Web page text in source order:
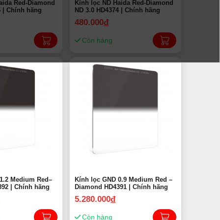
Red-Diamond
| Chính hãng
Kính lọc ND Haida Red-Diamond
ND 3.0 HD4374 | Chính hãng
480.000đ
Còn hàng
Medium Red–
| Chính hãng
Kính lọc GND 0.9 Medium Red –
Diamond HD4391 | Chính hãng
5.280.000đ
Còn hàng